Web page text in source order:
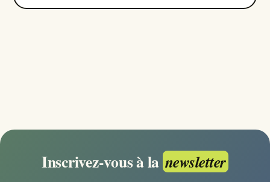
Inscrivez-vous à la newsletter